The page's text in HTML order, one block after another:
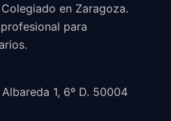
en Zaragoza.
para
1, 6º D. 50004